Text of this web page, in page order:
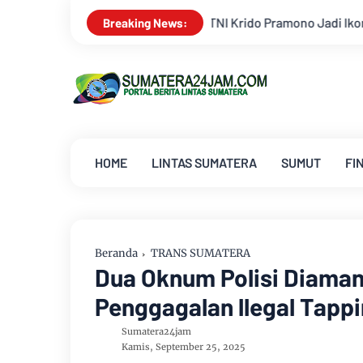
Breaking News:
Pramono Jadi Ikon Singing Competition HUT Ke-81 RI
HOME LINTAS SUMATERA SUMUT
Beranda TRANS SUMATERA
Dua Oknum Polisi
Penggagalan llegal
Sumatera24jam
Kamis, September 25, 2025